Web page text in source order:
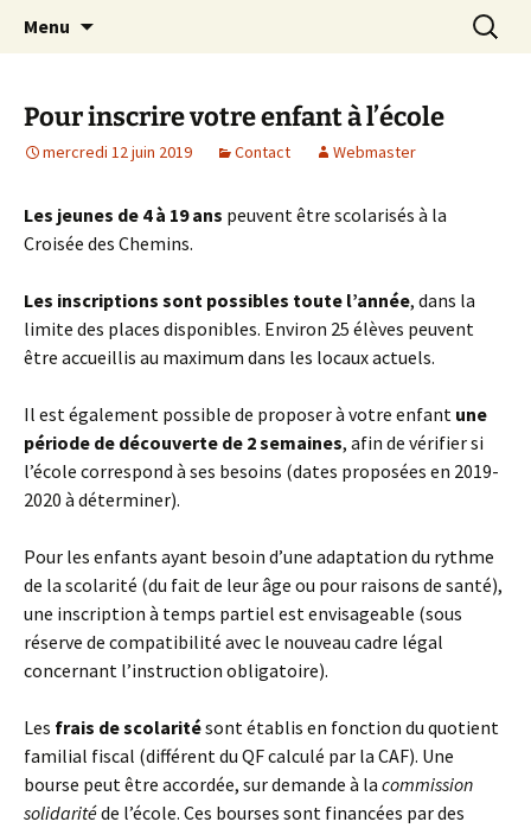
la Croisée des Chemins
apprendre, vivre, se révéler
Menu
Pour inscrire votre enfant à l’école
mercredi 12 juin 2019 Contact Webmaster
Les jeunes de 4 à 19 ans peuvent être scolarisés à la
Croisée des Chemins.
Les inscriptions sont possibles toute l’année, dans la
limite des places disponibles. Environ 25 élèves peuvent
être accueillis au maximum dans les locaux actuels.
Il est également possible de proposer à votre enfant une
période de découverte de 2 semaines, afin de vérifier si
l’école correspond à ses besoins (dates proposées en 2019-
2020 à déterminer).
Pour les enfants ayant besoin d’une adaptation du rythme
de la scolarité (du fait de leur âge ou pour raisons de santé),
une inscription à temps partiel est envisageable (sous
réserve de compatibilité avec le nouveau cadre légal
concernant l’instruction obligatoire).
Les frais de scolaritésont établis en fonction du quotient
familial fiscal (différent du QF calculé par la CAF). Une
bourse peut être accordée, sur demande à la commission
solidaritéde l’école. Ces bourses sont financées par des